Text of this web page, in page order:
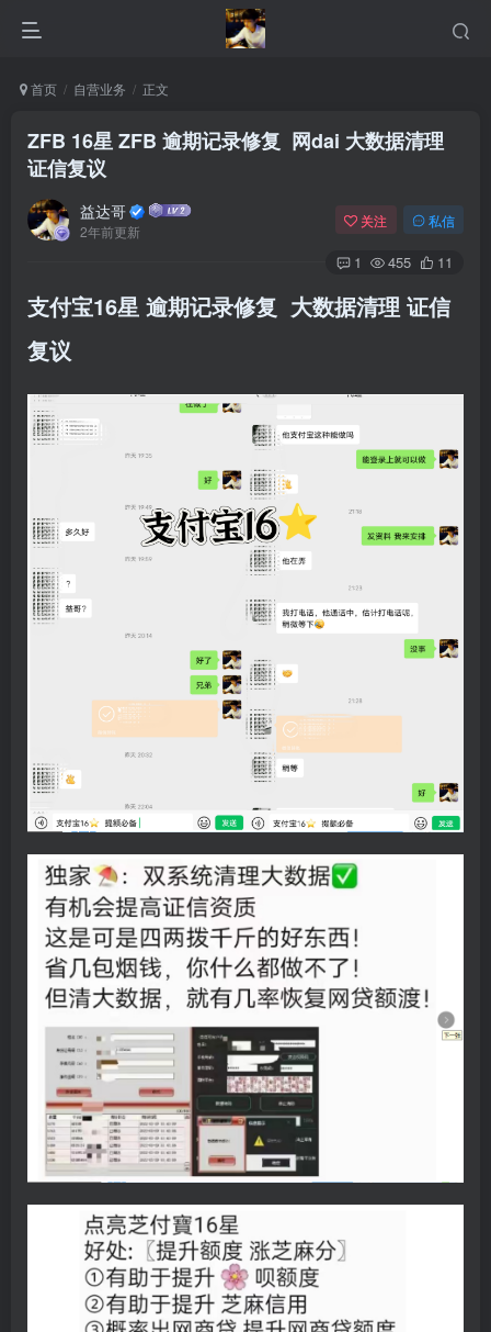
首页 自营业务 正文
ZFB 16星 ZFB 逾期记录修复 网dai 大数据清理
证信复议
益达哥
2年前更新
关注 私信
1 455 11
支付宝16星 逾期记录修复 大数据清理 证信
复议